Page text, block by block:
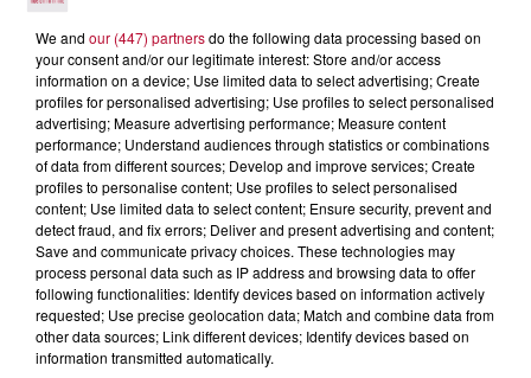
Lecture (39 min 46 sec)
RTS
18 mai 2021 - 39 min 46 sec
LOLA DUBINI L'INTERVIEW CARRÉ VIP
DÉCOUVREZ SON ALBUM
"Je te le dis" le premier album de Lola Dubini vient de
We and our (447) partnersdo the following data processing based on
your consent and/or our legitimate interest: Store and/or access
information on a device; Use limited data to select advertising; Create
profiles for personalised advertising; Use profiles to select personalised
advertising; Measure advertising performance; Measure content
performance; Understand audiences through statistics or combinations
of data from different sources; Develop and improve services; Create
profiles to personalise content; Use profiles to select personalised
content; Use limited data to select content; Ensure security, prevent and
detect fraud, and fix errors; Deliver and present advertising and content;
Save and communicate privacy choices. These technologies may
process personal data such as IP address and browsing data to offer
following functionalities: Identify devices based on information actively
requested; Use precise geolocation data; Match and combine data from
other data sources; Link different devices; Identify devices based on
information transmitted automatically.